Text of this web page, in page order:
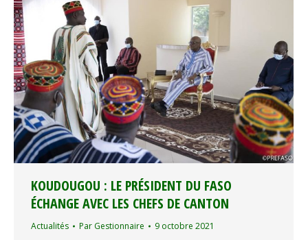
KOUDOUGOU : LE PRÉSIDENT DU FASO
ÉCHANGE AVEC LES CHEFS DE CANTON
Actualités Par Gestionnaire 9 octobre 2021